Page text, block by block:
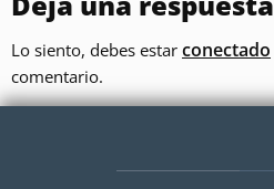
Lo siento, debes estar conectado
comentario.